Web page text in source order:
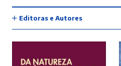
Editoras e Autores